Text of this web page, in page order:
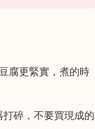
腐更緊實，煮的時
碎，不要買現成的